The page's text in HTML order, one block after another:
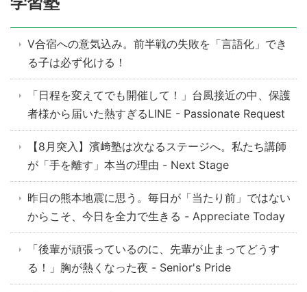
V合宿への意気込み。前半戦の失敗を「言語化」でき
る子は必ず化ける！
「日程を変えてでも開催して！」台風接近の中、保護
者様から届いた熱すぎるLINE - Passionate Request
【8月突入】濱﨑塾は次なるステージへ。私たち講師
が「手を離す」本当の理由 - Next Stage
昨日の熊本地震に思う。毎日が「当たり前」ではない
からこそ、今日を全力で生きる - Appreciate Today
「後輩が頑張っているのに、先輩が止まってどうす
る！」胸が熱くなった夜 - Senior's Pride